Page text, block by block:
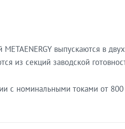
METAENERGY выпускаются в
из секций заводской
с номинальными токами от